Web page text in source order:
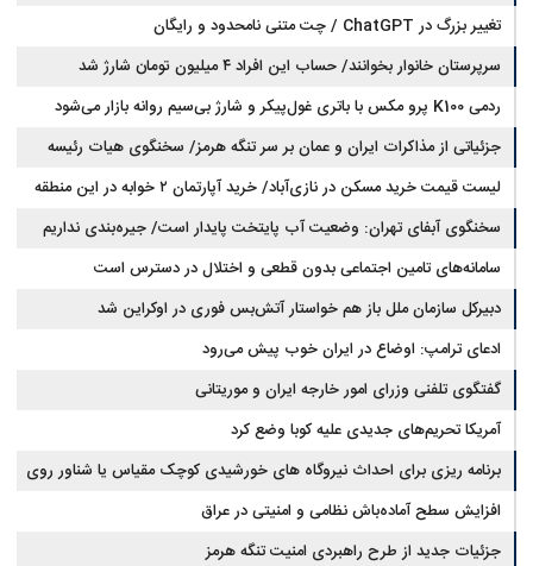
تغییر بزرگ در ChatGPT / چت متنی نامحدود و رایگان
سرپرستان خانوار بخوانند/ حساب این افراد ۴ میلیون تومان شارژ شد
ردمی K100 پرو مکس با باتری غول‌پیکر و شارژ بی‌سیم روانه بازار می‌شود
جزئیاتی از مذاکرات ایران و عمان بر سر تنگه هرمز/ سخنگوی هیات رئیسه
مجلس: بیانیه‌ای شامل تصحیح مسیر تردد دریایی در تنگه، در آستانه نهایی شدن
است
لیست قیمت خرید مسکن در نازی‌آباد/ خرید آپارتمان ۲ خوابه در این منطقه
چقدر سرمایه نیاز دارد؟ + جدول مردادماه ۱۴۰۵
سخنگوی آبفای تهران: وضعیت آب پایتخت پایدار است/ جیره‌بندی نداریم
سامانه‌های تامین اجتماعی بدون قطعی و اختلال در دسترس است
دبیرکل سازمان ملل باز هم خواستار آتش‌بس فوری در اوکراین شد
ادعای ترامپ: اوضاع در ایران خوب پیش می‌رود
گفتگوی تلفنی وزرای امور خارجه ایران و موریتانی
آمریکا تحریم‌های جدیدی علیه کوبا وضع کرد
برنامه ریزی برای احداث نیروگاه های خورشیدی کوچک مقیاس یا شناور روی
آب در مازندران
افزایش سطح آماده‌باش نظامی و امنیتی در عراق
جزئیات جدید از طرح راهبردی امنیت تنگه هرمز